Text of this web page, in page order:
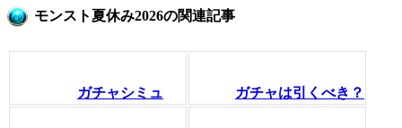
モンスト夏休み2026の関連記事
ガチャシミュ ガチャは引くべき？